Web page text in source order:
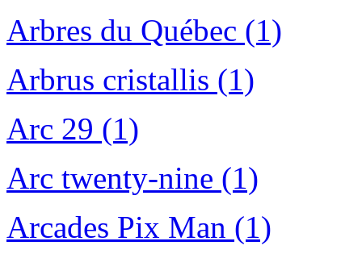
Arbres du Québec (1)
Arbrus cristallis (1)
Arc 29 (1)
Arc twenty-nine (1)
Arcades Pix Man (1)